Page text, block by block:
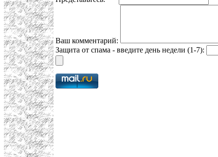
Ваш комментарий:
Защита от спама - введите день недели (1-7):